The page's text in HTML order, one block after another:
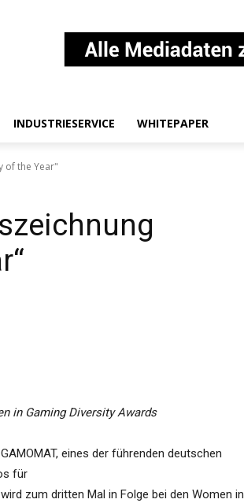
INDUSTRIESERVICE WHITEPAPER
of the Year"
in Gaming Diversity Awards
eines der führenden deutschen
für
zum dritten Mal in Folge bei den Women in